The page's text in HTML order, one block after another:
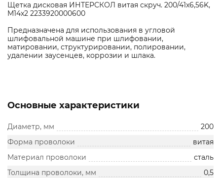
Щетка дисковая ИНТЕРСКОЛ витая скруч. 200/41x6,56K,
M14x2 2233920000600
Предназначена для использования в угловой
шлифовальной машине при шлифовании,
матировании, структурировании, полировании,
удалении заусенцев, коррозии и шлака.
Основные характеристики
Диаметр, мм
200
Форма проволоки
витая
Материал проволоки
сталь
Толщина проволоки, мм
0,5